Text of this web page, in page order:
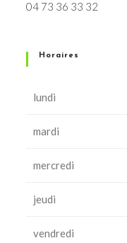
04 73 36 33 32
Horaires
lundi
mardi
mercredi
jeudi
vendredi